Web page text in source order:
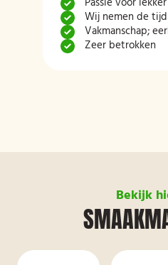
Wij nemen de
Vakmanschap;
Zeer betrokken
Bekijk